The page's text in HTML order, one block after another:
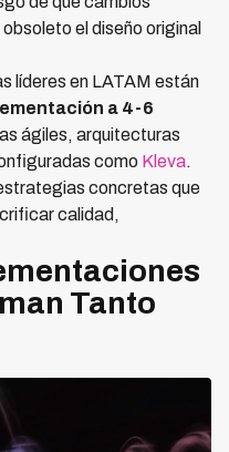
el diseño original
líderes en LATAM están
a 4-6
ágiles, arquitecturas
como Kleva.
concretas que
calidad,
Tanto